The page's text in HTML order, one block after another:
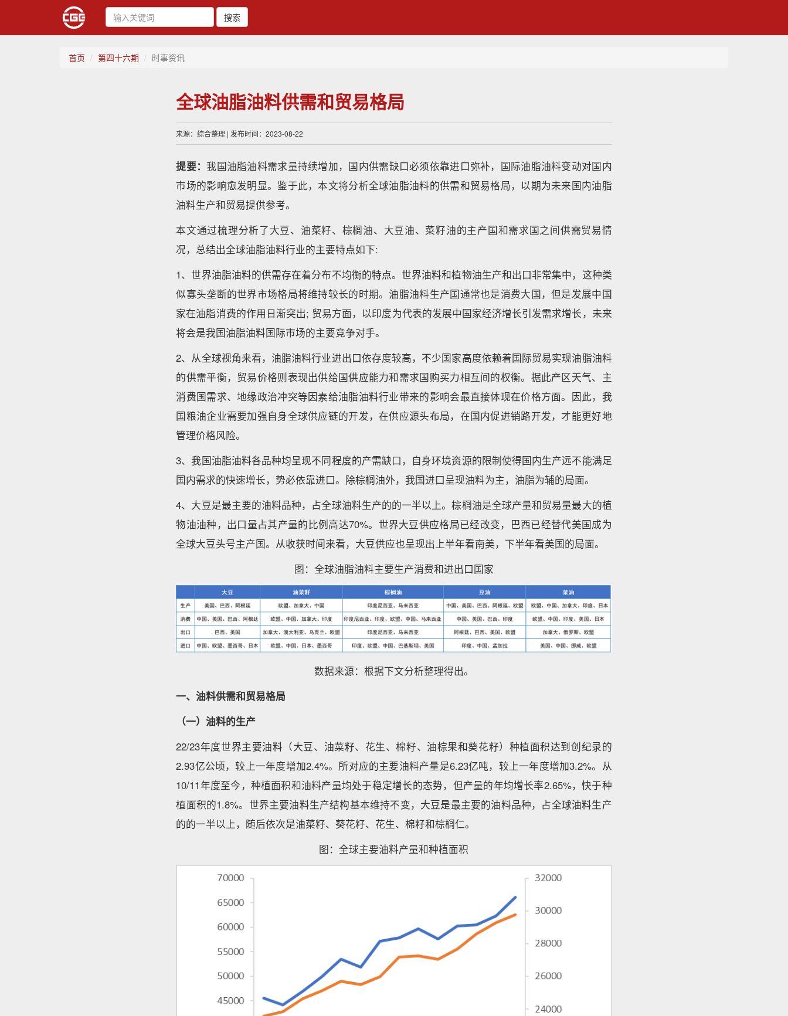
搜索
首页 第四十六期 时事资讯
全球油脂油料供需和贸易格局
来源：综合整理 | 发布时间：2023-08-22
提要：我国油脂油料需求量持续增加，国内供需缺口必须依靠进口弥补，国际油脂油料变动对国内
市场的影响愈发明显。鉴于此，本文将分析全球油脂油料的供需和贸易格局，以期为未来国内油脂
油料生产和贸易提供参考。
本文通过梳理分析了大豆、油菜籽、棕榈油、大豆油、菜籽油的主产国和需求国之间供需贸易情
况，总结出全球油脂油料行业的主要特点如下:
1、世界油脂油料的供需存在着分布不均衡的特点。世界油料和植物油生产和出口非常集中，这种类
似寡头垄断的世界市场格局将维持较长的时期。油脂油料生产国通常也是消费大国，但是发展中国
家在油脂消费的作用日渐突出; 贸易方面，以印度为代表的发展中国家经济增长引发需求增长，未来
将会是我国油脂油料国际市场的主要竞争对手。
2、从全球视角来看，油脂油料行业进出口依存度较高，不少国家高度依赖着国际贸易实现油脂油料
的供需平衡，贸易价格则表现出供给国供应能力和需求国购买力相互间的权衡。据此产区天气、主
消费国需求、地缘政治冲突等因素给油脂油料行业带来的影响会最直接体现在价格方面。因此，我
国粮油企业需要加强自身全球供应链的开发，在供应源头布局，在国内促进销路开发，才能更好地
管理价格风险。
3、我国油脂油料各品种均呈现不同程度的产需缺口，自身环境资源的限制使得国内生产远不能满足
国内需求的快速增长，势必依靠进口。除棕榈油外，我国进口呈现油料为主，油脂为辅的局面。
4、大豆是最主要的油料品种，占全球油料生产的的一半以上。棕榈油是全球产量和贸易量最大的植
物油油种，出口量占其产量的比例高达70%。世界大豆供应格局已经改变，巴西已经替代美国成为
全球大豆头号主产国。从收获时间来看，大豆供应也呈现出上半年看南美，下半年看美国的局面。
图：全球油脂油料主要生产消费和进出口国家
数据来源：根据下文分析整理得出。
一、油料供需和贸易格局
（一）油料的生产
22/23年度世界主要油料（大豆、油菜籽、花生、棉籽、油棕果和葵花籽）种植面积达到创纪录的
2.93亿公顷，较上一年度增加2.4%。所对应的主要油料产量是6.23亿吨，较上一年度增加3.2%。从
10/11年度至今，种植面积和油料产量均处于稳定增长的态势，但产量的年均增长率2.65%，快于种
植面积的1.8%。世界主要油料生产结构基本维持不变，大豆是最主要的油料品种，占全球油料生产
的的一半以上，随后依次是油菜籽、葵花籽、花生、棉籽和棕榈仁。
图：全球主要油料产量和种植面积